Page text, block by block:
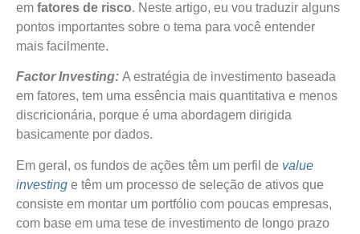
em fatores de risco. Neste artigo, eu vou traduzir alguns
pontos importantes sobre o tema para você entender
mais facilmente.
Factor Investing: A estratégia de investimento baseada
em fatores, tem uma essência mais quantitativa e menos
discricionária, porque é uma abordagem dirigida
basicamente por dados.
Em geral, os fundos de ações têm um perfil de value
investing e têm um processo de seleção de ativos que
consiste em montar um portfólio com poucas empresas,
com base em uma tese de investimento de longo prazo